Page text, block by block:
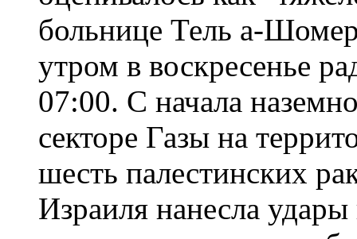
больнице Тель а-
утром в воскресенье
07:00. С начала
секторе Газы на
шесть палестинских
Израиля нанесла